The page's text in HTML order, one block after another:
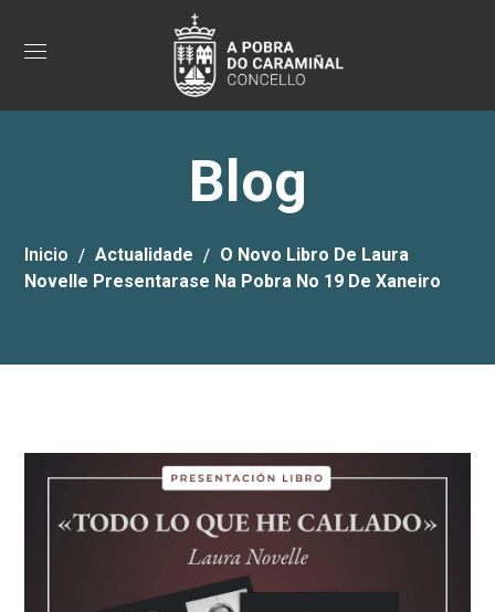
Blog
Inicio Actualidade
O Novo Libro De Laura
Novelle Presentarase Na Pobra No 19 De Xaneiro